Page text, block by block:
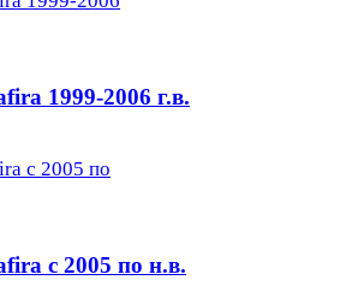
1999-2006 г.в.
с 2005 по н.в.